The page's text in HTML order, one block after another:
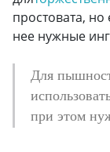
простовата,
нее нужные
Для
при этом